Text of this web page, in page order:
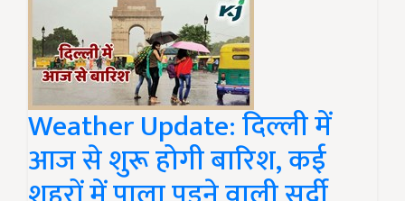
Weather Update: दिल्ली में
आज से शुरू होगी बारिश, कई